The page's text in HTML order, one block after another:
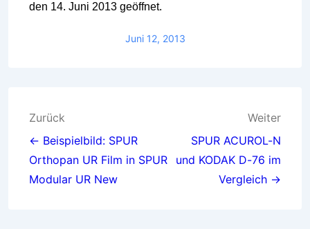
den 14. Juni 2013 geöffnet.
Juni 12, 2013
Beitragsnavigation
Zurück
← Beispielbild: SPUR
Orthopan UR Film in SPUR
Modular UR New
Weiter
SPUR ACUROL-N
und KODAK D-76 im
Vergleich →